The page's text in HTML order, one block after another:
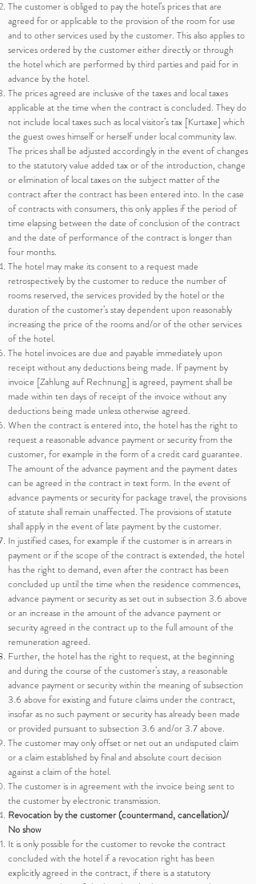
The customer is obliged to pay the hotel’s prices that are
agreed for or applicable to the provision of the room for use
and to other services used by the customer. This also applies to
services ordered by the customer either directly or through
the hotel which are performed by third parties and paid for in
advance by the hotel.
The prices agreed are inclusive of the taxes and local taxes
applicable at the time when the contract is concluded. They do
not include local taxes such as local visitor’s tax [Kurtaxe] which
the guest owes himself or herself under local community law.
The prices shall be adjusted accordingly in the event of changes
to the statutory value added tax or of the introduction, change
or elimination of local taxes on the subject matter of the
contract after the contract has been entered into. In the case
of contracts with consumers, this only applies if the period of
time elapsing between the date of conclusion of the contract
and the date of performance of the contract is longer than
four months.
The hotel may make its consent to a request made
retrospectively by the customer to reduce the number of
rooms reserved, the services provided by the hotel or the
duration of the customer’s stay dependent upon reasonably
increasing the price of the rooms and/or of the other services
of the hotel.
The hotel invoices are due and payable immediately upon
receipt without any deductions being made. If payment by
invoice [Zahlung auf Rechnung] is agreed, payment shall be
made within ten days of receipt of the invoice without any
deductions being made unless otherwise agreed.
When the contract is entered into, the hotel has the right to
request a reasonable advance payment or security from the
customer, for example in the form of a credit card guarantee.
The amount of the advance payment and the payment dates
can be agreed in the contract in text form. In the event of
advance payments or security for package travel, the provisions
of statute shall remain unaffected. The provisions of statute
shall apply in the event of late payment by the customer.
In justified cases, for example if the customer is in arrears in
payment or if the scope of the contract is extended, the hotel
has the right to demand, even after the contract has been
concluded up until the time when the residence commences,
advance payment or security as set out in subsection 3.6 above
or an increase in the amount of the advance payment or
security agreed in the contract up to the full amount of the
remuneration agreed.
Further, the hotel has the right to request, at the beginning
and during the course of the customer’s stay, a reasonable
advance payment or security within the meaning of subsection
3.6 above for existing and future claims under the contract,
insofar as no such payment or security has already been made
or provided pursuant to subsection 3.6 and/or 3.7 above.
The customer may only offset or net out an undisputed claim
or a claim established by final and absolute court decision
against a claim of the hotel.
The customer is in agreement with the invoice being sent to
the customer by electronic transmission.
Revocation by the customer (countermand, cancellation)/
No show
It is only possible for the customer to revoke the contract
concluded with the hotel if a revocation right has been
explicitly agreed in the contract, if there is a statutory